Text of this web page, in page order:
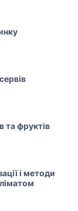
та фруктів
і методи